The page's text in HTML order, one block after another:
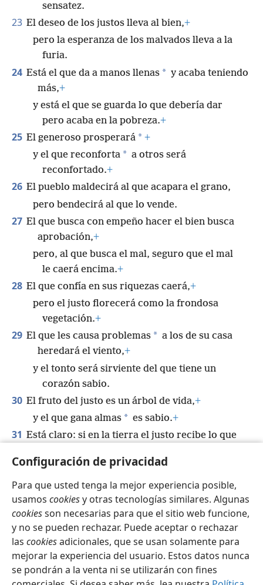
Configuración de privacidad
Para que usted tenga la mejor experiencia posible,
usamos cookiesy otras tecnologías similares. Algunas
cookiesson necesarias para que el sitio web funcione,
y no se pueden rechazar. Puede aceptar o rechazar
las cookiesadicionales, que se usan solamente para
mejorar la experiencia del usuario. Estos datos nunca
se pondrán a la venta ni se utilizarán con fines
sensatez.
23 El deseo de los justos lleva al bien,+
pero la esperanza de los malvados lleva a la
furia.
24 Está el que da a manos llenas * y acaba teniendo
más,+
y está el que se guarda lo que debería dar
pero acaba en la pobreza.+
25 El generoso prosperará * +
y el que reconforta * a otros será
reconfortado.+
26 El pueblo maldecirá al que acapara el grano,
pero bendecirá al que lo vende.
27 El que busca con empeño hacer el bien busca
aprobación,+
pero, al que busca el mal, seguro que el mal
le caerá encima.+
28 El que confía en sus riquezas caerá,+
pero el justo florecerá como la frondosa
vegetación.+
29 El que les causa problemas * a los de su casa
heredará el viento,+
y el tonto será sirviente del que tiene un
corazón sabio.
30 El fruto del justo es un árbol de vida,+
y el que gana almas * es sabio.+
31 Está claro: si en la tierra el justo recibe lo que
¡cuánto más el malvado y el pecador!
Español Compartir Configuración
Copyright © 2026 Watch Tower Bible and Tract Society of Pennsylvania
Condiciones de uso
Política de privacidad
Configuración de privacidad
JW.ORG Iniciar sesión